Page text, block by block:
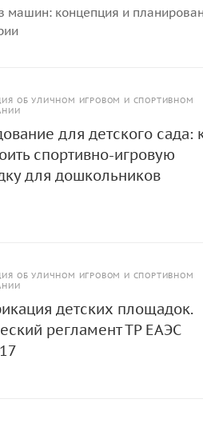
машин: концепция и
ОБ УЛИЧНОМ ИГРОВОМ И СПОРТИВНОМ
для детского сада:
спортивно-игровую
для дошкольников
ОБ УЛИЧНОМ ИГРОВОМ И СПОРТИВНОМ
детских площадок.
регламент ТР ЕАЭС